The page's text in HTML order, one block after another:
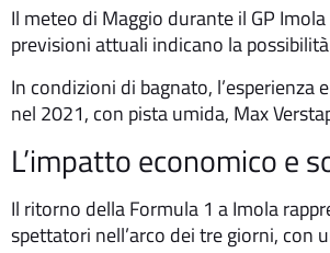
Il meteo di Maggio durante il GP
previsioni attuali indicano la
In condizioni di bagnato,
nel 2021, con pista umida, Max
L’impatto economico e
Il ritorno della Formula 1 a Imola
spettatori nell’arco dei tre giorni,